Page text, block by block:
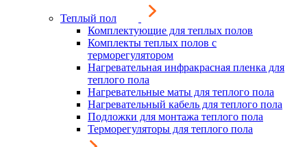
Теплый пол
Комплектующие для теплых полов
Комплекты теплых полов с
терморегулятором
Нагревательная инфракрасная пленка для
теплого пола
Нагревательные маты для теплого пола
Нагревательный кабель для теплого пола
Подложки для монтажа теплого пола
Терморегуляторы для теплого пола